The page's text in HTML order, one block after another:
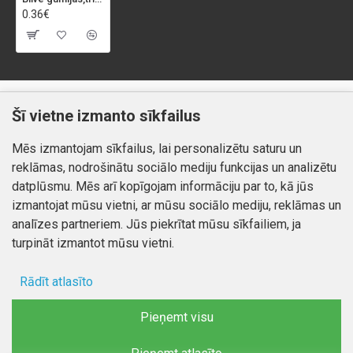
0.36€
Klientiem
Kontakti
Preču atgriešana
Mans profils
Mans profils
Pasūtījumi
Piegāde un apmaksa
Atteikuma tiesības
Privātuma politika
Kontakti
Autortiesības © 2026, www.autobode.lv, Visas tiesības
Šī vietne izmanto sīkfailus
Mēs izmantojam sīkfailus, lai personalizētu saturu un
reklāmas, nodrošinātu sociālo mediju funkcijas un analizētu
datplūsmu. Mēs arī kopīgojam informāciju par to, kā jūs
izmantojat mūsu vietni, ar mūsu sociālo mediju, reklāmas un
analīzes partneriem. Jūs piekrītat mūsu sīkfailiem, ja
turpināt izmantot mūsu vietni.
Rādīt atlasīto
Pieņemt visu